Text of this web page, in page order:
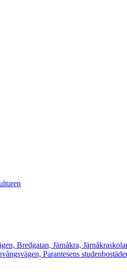
Bredgatan, Järnåkra,
Parantesens